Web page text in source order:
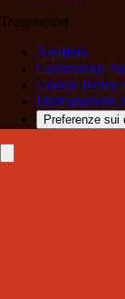
Trasparenza
Archivio
Community
Cookie Policy
Dichiarazione
Preferenze sui